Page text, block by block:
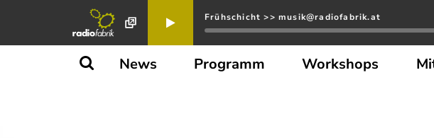
Frühschicht >> musik@radiofabrik.at
News Programm Workshops